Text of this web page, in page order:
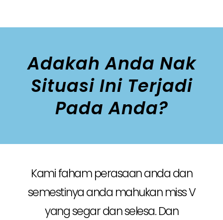
Adakah Anda Nak
Situasi Ini Terjadi
Pada Anda?
Kami faham perasaan anda dan
semestinya anda mahukan miss V
yang segar dan selesa. Dan